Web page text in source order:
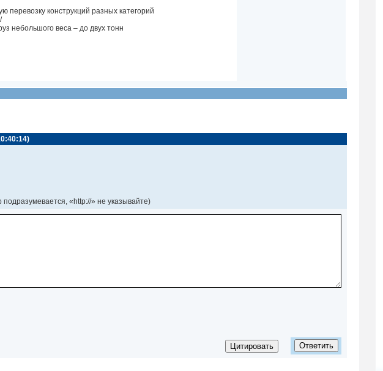
перевозку конструкций разных категорий
небольшого веса – до двух тонн
подразумевается, «http://» не указывайте)